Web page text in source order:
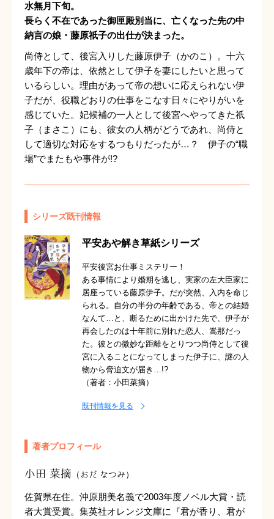
水無月下旬。
長らく不在であった御匣殿別当に、亡くなった先の中
納言の娘・藤原祇子の出仕が決まった。
尚侍として、後宮入りした藤原伊子（かのこ）。十六
歳年下の帝は、依然として伊子を妻にしたいと思って
いるらしい。理由があって帝の想いに応えられない伊
子だが、役職どおりの仕事をこなす日々にやりがいを
感じていた。妃候補の一人として後宮へやってきた祇
子（まさこ）にも、彼女の人柄がどうであれ、尚侍と
して適切な対応をするつもりだったが…？ 伊子の“職
場”でまたもや事件が!?
シリーズ既刊情報
平安あや解き草紙シリーズ
平安後宮お仕事ミステリー！
ある事情により婚期を逃し、実家の左大臣家に
居座っている藤原伊子。だが突然、入内を命じ
られる。自分の半分の年齢である、帝との結婚
なんて…と、断るために出かけた先で、伊子が
再会したのは十年前に別れた恋人、嵩那だっ
た。彼との微妙な距離をとりつつ尚侍として後
宮に入ることになってしまった伊子に、謎の人
物から脅迫文が届き…!?
（著者：小田菜摘）
既刊情報を見る
著者プロフィール
小田 菜摘 （おだ なつみ）
佐賀県在住。沖原朋美名義で2003年度ノベル大賞・読
者大賞受賞。集英社オレンジ文庫に『君が香り、君が